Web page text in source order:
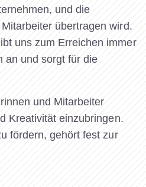
und die
übertragen wird.
uns zum Erreichen immer
an und sorgt für die
und Mitarbeiter
Kreativität einzubringen.
fördern, gehört fest zur